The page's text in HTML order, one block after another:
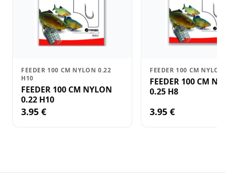
FEEDER 100 CM NYLON 0.22
H10
FEEDER 100 CM NYLON
0.22 H10
3.95 €
FEEDER 100 CM
FEEDER 100 CM
0.25 H8
3.95 €